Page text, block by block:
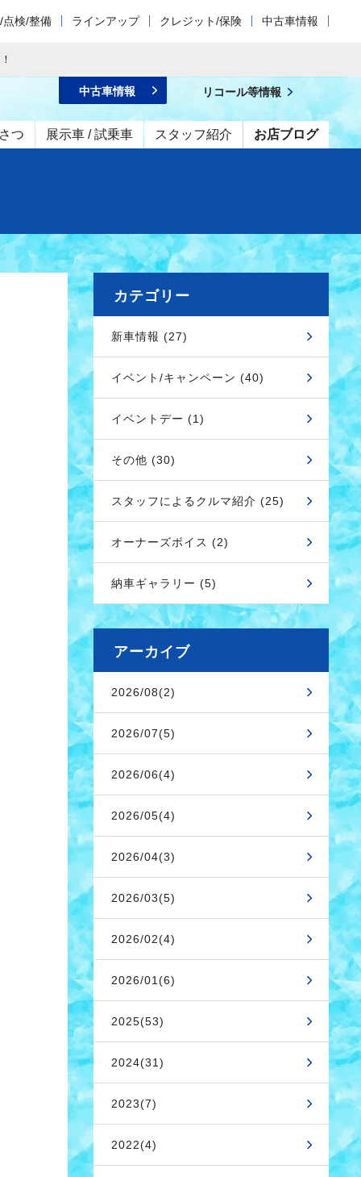
点検/整備 ラインアップ クレジット/保険 中古車情報
つ 展示車 / 試乗車 スタッフ紹介 お店ブログ
中古車情報 リコール等情報
カテゴリー
新車情報 (27)
イベント/キャンペーン (40)
イベントデー (1)
その他 (30)
スタッフによるクルマ紹介 (25)
オーナーズボイス (2)
納車ギャラリー (5)
アーカイブ
2026/08(2)
2026/07(5)
2026/06(4)
2026/05(4)
2026/04(3)
2026/03(5)
2026/02(4)
2026/01(6)
2025(53)
2024(31)
2023(7)
2022(4)